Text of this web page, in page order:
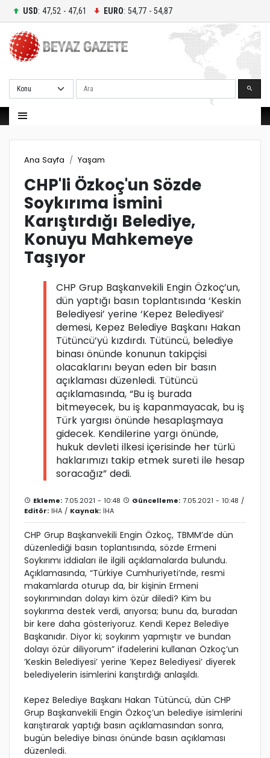
USD: 47,52 - 47,61 EURO: 54,77 - 54,87
Ara
Ana Sayfa Yaşam
CHP'li Özkoç'un Sözde
Soykırıma İsmini
Karıştırdığı Belediye,
Konuyu Mahkemeye
Taşıyor
CHP Grup Başkanvekili Engin Özkoç’un,
dün yaptığı basın toplantısında ‘Keskin
Belediyesi’ yerine ‘Kepez Belediyesi’
demesi, Kepez Belediye Başkanı Hakan
Tütüncü’yü kızdırdı. Tütüncü, belediye
binası önünde konunun takipçisi
olacaklarını beyan eden bir basın
açıklaması düzenledi. Tütüncü
açıklamasında, “Bu iş burada
bitmeyecek, bu iş kapanmayacak, bu iş
Türk yargısı önünde hesaplaşmaya
gidecek. Kendilerine yargı önünde,
hukuk devleti ilkesi içerisinde her türlü
haklarımızı takip etmek sureti ile hesap
soracağız” dedi.
Ekleme: 7.05.2021 - 10:48 Güncelleme: 7.05.2021 - 10:48 /
Editör: IHA / Kaynak: İHA
CHP Grup Başkanvekili Engin Özkoç, TBMM’de dün
düzenlediği basın toplantısında, sözde Ermeni
Soykırımı iddiaları ile ilgili açıklamalarda bulundu.
Açıklamasında, “Türkiye Cumhuriyeti’nde, resmi
makamlarda oturup da, bir kişinin Ermeni
soykırımından dolayı kim özür diledi? Kim bu
soykırıma destek verdi, arıyorsa; bunu da, buradan
bir kere daha gösteriyoruz. Kendi Kepez Belediye
Başkanıdır. Diyor ki; soykırım yapmıştır ve bundan
dolayı özür diliyorum” ifadelerini kullanan Özkoç’un
’Keskin Belediyesi’ yerine ’Kepez Belediyesi’ diyerek
belediyelerin isimlerini karıştırdığı anlaşıldı.
Kepez Belediye Başkanı Hakan Tütüncü, dün CHP
Grup Başkanvekili Engin Özkoç’un belediye isimlerini
karıştırarak yaptığı basın açıklamasından sonra,
bugün belediye binası önünde basın açıklaması
düzenledi.